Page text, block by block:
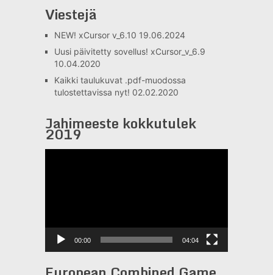
Viestejä
NEW! xCursor v_6.10 19.06.2024
Uusi päivitetty sovellus! xCursor_v_6.9
10.04.2020
Kaikki taulukuvat .pdf-muodossa
tulostettavissa nyt! 02.02.2020
Jahimeeste kokkutulek
2019
00:00 04:04